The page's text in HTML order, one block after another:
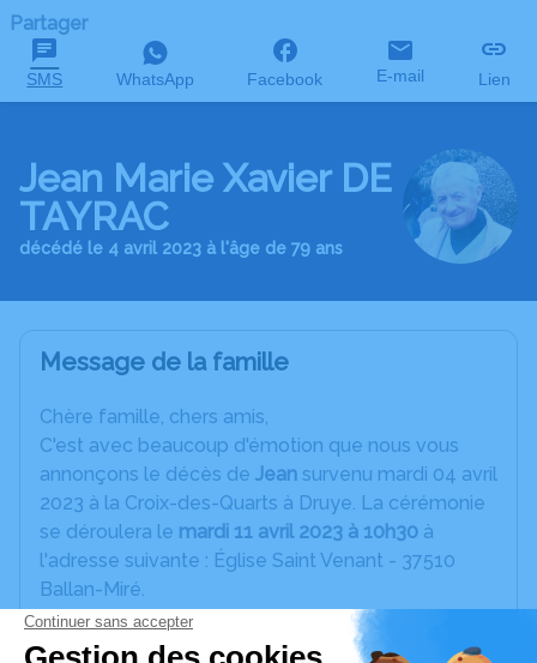
Partager
SMS WhatsApp Facebook E-mail Lien
Jean Marie Xavier DE
TAYRAC
décédé le 4 avril 2023 à l'âge de 79 ans
Message de la famille
Chère famille, chers amis,
C'est avec beaucoup d'émotion que nous vous
annonçons le décès de Jean survenu mardi 04 avril
2023 à la Croix-des-Quarts à Druye. La cérémonie
se déroulera le mardi 11 avril 2023 à 10h30 à
l'adresse suivante : Église Saint Venant - 37510
Ballan-Miré.
Nous vous convions à la suite de cette cérémonie
à un moment convival à la maison (La Croix-des-